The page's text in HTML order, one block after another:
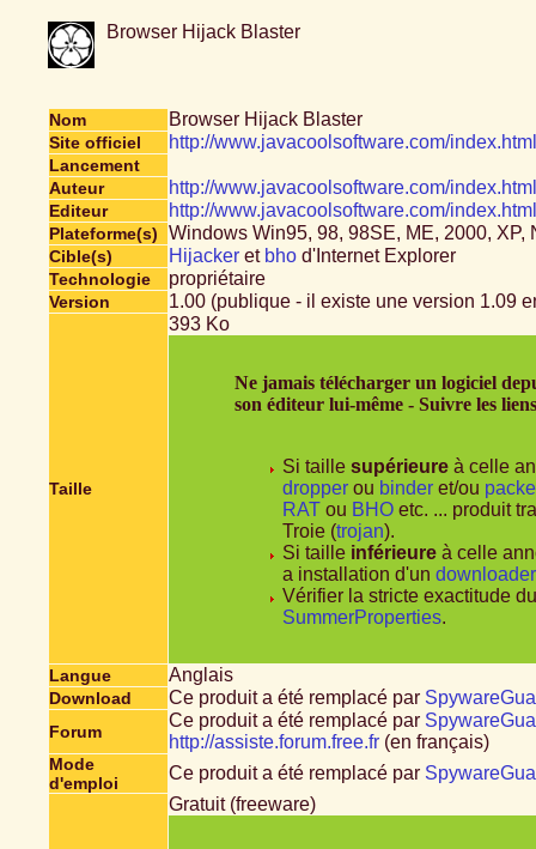
Browser Hijack Blaster
Nom Browser Hijack Blaster
Site officiel http://www.javacoolsoftware.com/index.html
Lancement
Auteur
http://www.javacoolsoftware.com/index.html
Editeur http://www.javacoolsoftware.com/index.html
Plateforme(s) Windows Win95, 98, 98SE, ME, 2000, XP,
Cible(s) Hijacker et bho d'Internet Explorer
Technologie propriétaire
Version 1.00 (publique - il existe une version 1.09
Taille
393 Ko
Ne jamais télécharger un logiciel
son éditeur lui-même - Suivre les
Si taille supérieure à celle
dropper ou binder et/ou
RAT ou BHO etc. ... produit
Troie (trojan).
Si taille inférieure à celle
a installation d'un downloader
Vérifier la stricte exactitude
SummerProperties.
Langue Anglais
Download Ce produit a été remplacé par
Forum
Ce produit a été remplacé par
http://assiste.forum.free.fr (en français)
Mode
d'emploi
Ce produit a été remplacé par
Gratuit (freeware)